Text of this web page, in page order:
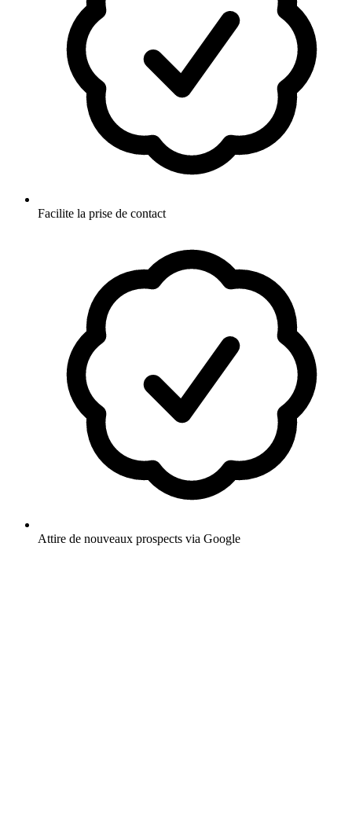
Facilite la prise de contact
Attire de nouveaux prospects via Google